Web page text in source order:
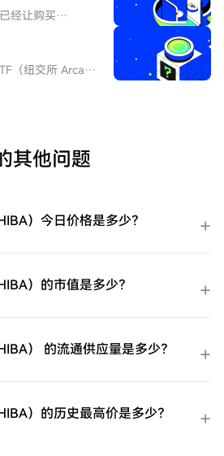
短期期货产
率期货指数，该
动加剧或恐慌情
适合长期持有。
经让购买
期货
密货币之旅。第
用您的电子邮
两倍做多
便利性。C2C购
汇率。第三步：
多短期 VIX 期货
也可以通过区块
或者用于交易其
两倍做多短期 VIX
的账户，选择您的
（纽交所 Arca
（bn无），传统
能源转型与核电
赛道投资工具。
其他问题
）今日价格是多少？
）的市值是多少？
） 的流通供应量是多少？
）的历史最高价是多少？